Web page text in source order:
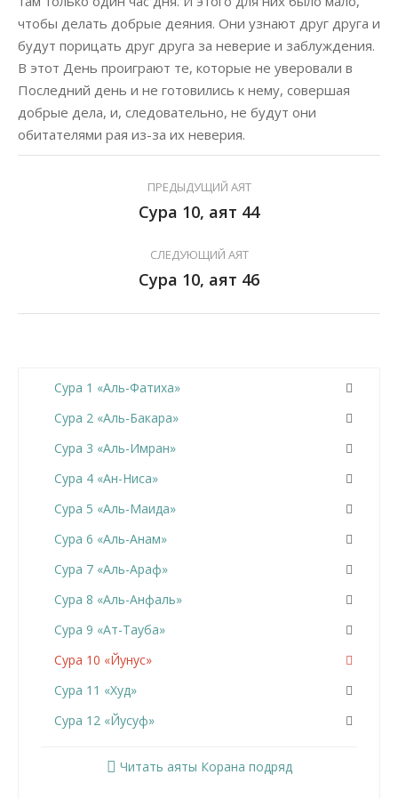
чтобы делать добрые деяния. Они узнают друг друга и
будут порицать друг друга за неверие и заблуждения.
В этот День проиграют те, которые не уверовали в
Последний день и не готовились к нему, совершая
добрые дела, и, следовательно, не будут они
обитателями рая из-за их неверия.
ПРЕДЫДУЩИЙ АЯТ
Сура 10, аят 44
СЛЕДУЮЩИЙ АЯТ
Сура 10, аят 46
Сура 1 «Аль-Фатиха»
Сура 2 «Аль-Бакара»
Сура 3 «Аль-Имран»
Сура 4 «Ан-Ниса»
Сура 5 «Аль-Маида»
Сура 6 «Аль-Анам»
Сура 7 «Аль-Араф»
Сура 8 «Аль-Анфаль»
Сура 9 «Ат-Тауба»
Сура 10 «Йунус»
Сура 11 «Худ»
Сура 12 «Йусуф»
Читать аяты Корана подряд